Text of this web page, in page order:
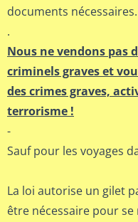
documents nécessaires.
.
Nous ne vendons pas
criminels graves et
des crimes graves,
terrorisme !
-
Sauf pour les voyages
La loi autorise un gilet
être nécessaire pour